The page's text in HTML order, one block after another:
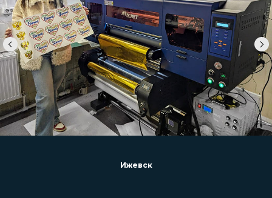
Санкт-Петербург